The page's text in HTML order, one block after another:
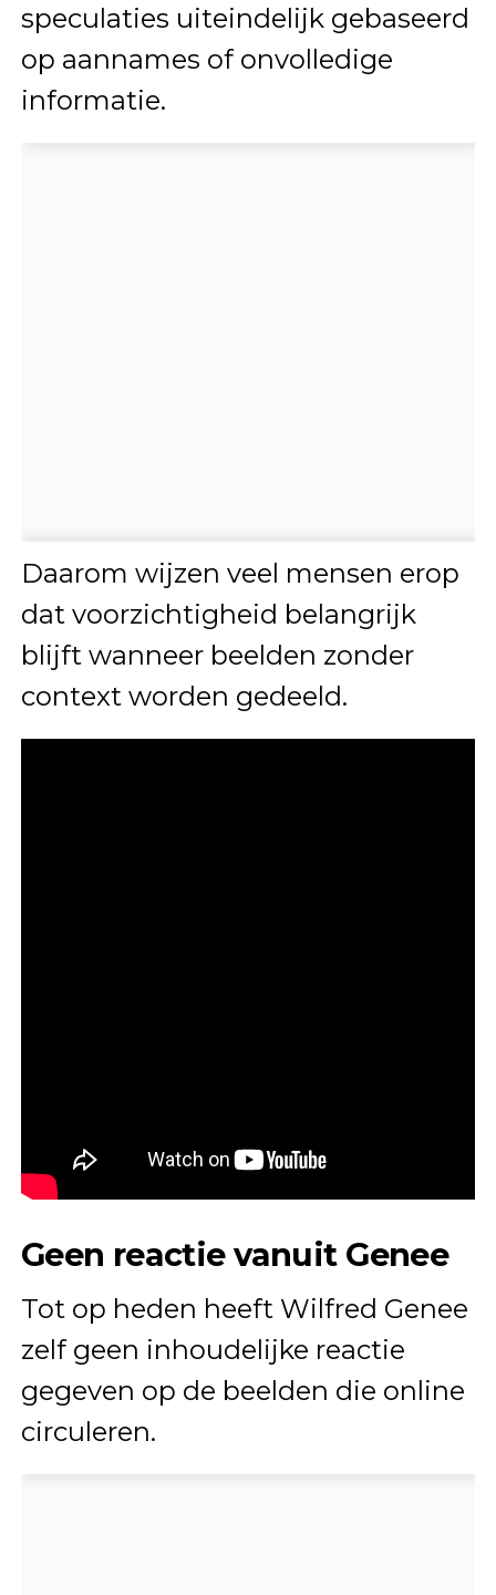
speculaties uiteindelijk gebaseerd
op aannames of onvolledige
informatie.
Daarom wijzen veel mensen erop
dat voorzichtigheid belangrijk
blijft wanneer beelden zonder
context worden gedeeld.
Geen reactie vanuit Genee
Tot op heden heeft Wilfred Genee
zelf geen inhoudelijke reactie
gegeven op de beelden die online
circuleren.